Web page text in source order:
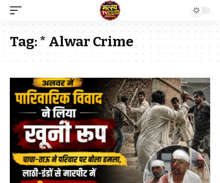
Tag:* Alwar Crime